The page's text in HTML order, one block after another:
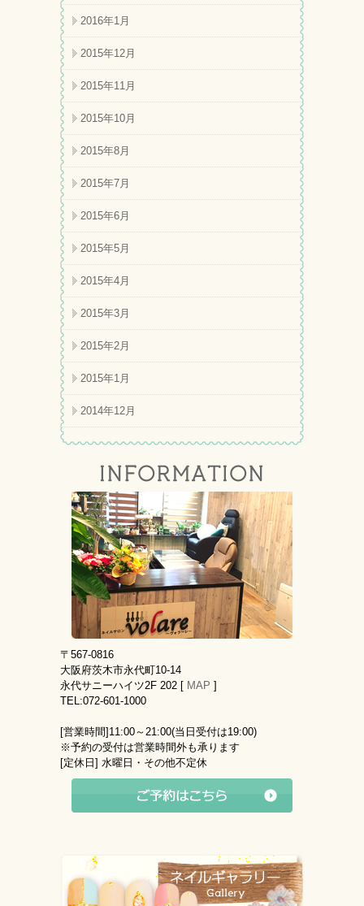
2016年1月
2015年12月
2015年11月
2015年10月
2015年8月
2015年7月
2015年6月
2015年5月
2015年4月
2015年3月
2015年2月
2015年1月
2014年12月
〒567-0816
大阪府茨木市永代町10-14
永代サニーハイツ2F 202 [ MAP ]
TEL:072-601-1000
[営業時間] 11:00～21:00(当日受付は19:00)
※予約の受付は営業時間外も承ります
[定休日] 水曜日・その他不定休